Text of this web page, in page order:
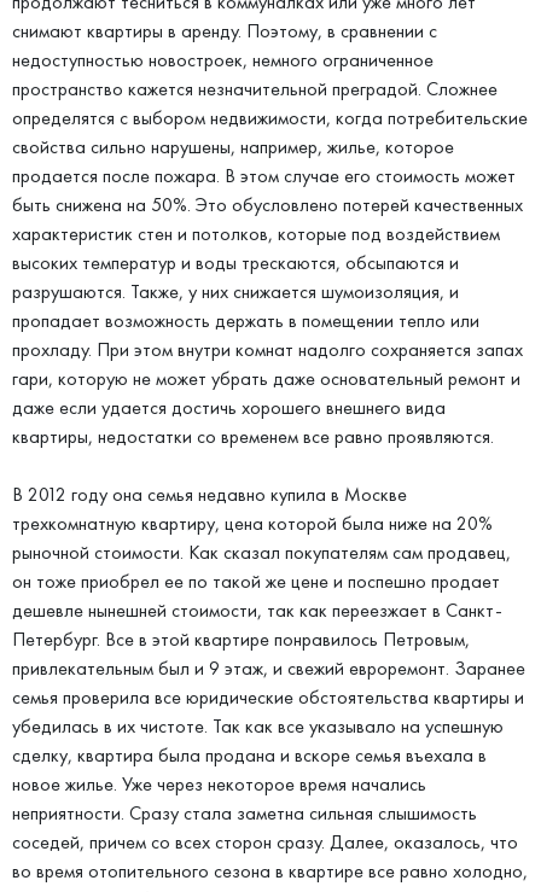
снимают квартиры в аренду. Поэтому, в сравнении с
недоступностью новостроек, немного ограниченное
пространство кажется незначительной преградой. Сложнее
определятся с выбором недвижимости, когда потребительские
свойства сильно нарушены, например, жилье, которое
продается после пожара. В этом случае его стоимость может
быть снижена на 50%. Это обусловлено потерей качественных
характеристик стен и потолков, которые под воздействием
высоких температур и воды трескаются, обсыпаются и
разрушаются. Также, у них снижается шумоизоляция, и
пропадает возможность держать в помещении тепло или
прохладу. При этом внутри комнат надолго сохраняется запах
гари, которую не может убрать даже основательный ремонт и
даже если удается достичь хорошего внешнего вида
квартиры, недостатки со временем все равно проявляются.
В 2012 году она семья недавно купила в Москве
трехкомнатную квартиру, цена которой была ниже на 20%
рыночной стоимости. Как сказал покупателям сам продавец,
он тоже приобрел ее по такой же цене и поспешно продает
дешевле нынешней стоимости, так как переезжает в Санкт-
Петербург. Все в этой квартире понравилось Петровым,
привлекательным был и 9 этаж, и свежий евроремонт. Заранее
семья проверила все юридические обстоятельства квартиры и
убедилась в их чистоте. Так как все указывало на успешную
сделку, квартира была продана и вскоре семья въехала в
новое жилье. Уже через некоторое время начались
неприятности. Сразу стала заметна сильная слышимость
соседей, причем со всех сторон сразу. Далее, оказалось, что
во время отопительного сезона в квартире все равно холодно,